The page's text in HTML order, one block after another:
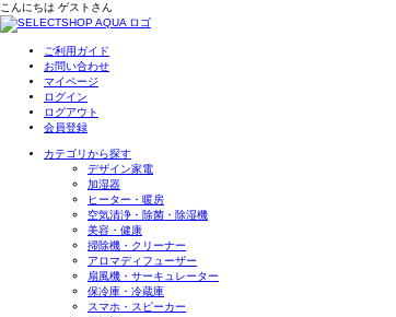
こんにちは ゲスト さん
ご利用ガイド
お問い合わせ
マイページ
ログイン
ログアウト
会員登録
カテゴリから探す
デザイン家電
加湿器
ヒーター・暖房
空気清浄・除菌・除湿機
美容・健康
掃除機・クリーナー
アロマディフューザー
扇風機・サーキュレーター
保冷庫・冷蔵庫
スマホ・スピーカー